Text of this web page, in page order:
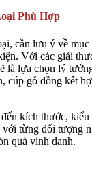
Phù Hợp
cần lưu ý về mục
Với các giải
là lựa chọn lý
cúp gỗ đồng kết
kích thước, kiểu
với từng đối tượng
quà vinh danh.